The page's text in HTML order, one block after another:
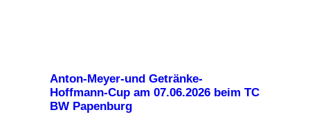
Anton-Meyer-und Getränke-
Hoffmann-Cup am 07.06.2026 beim TC
BW Papenburg